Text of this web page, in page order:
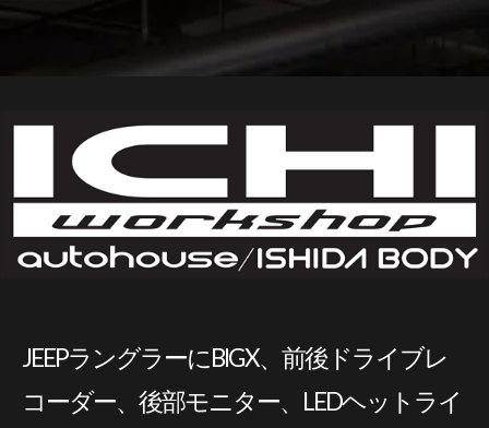
JEEPラングラーにBIGX、前後ドライブレ
コーダー、後部モニター、LEDヘットライ